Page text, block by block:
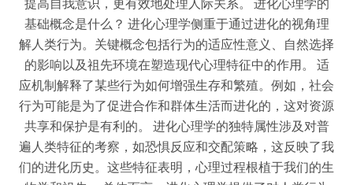
提高自我意识，更有效地处理人际关系。 进化心理学的
基础概念是什么？ 进化心理学侧重于通过进化的视角理
解人类行为。关键概念包括行为的适应性意义、自然选择
的影响以及祖先环境在塑造现代心理特征中的作用。 适
应机制解释了某些行为如何增强生存和繁殖。例如，社会
行为可能是为了促进合作和群体生活而进化的，这对资源
共享和保护是有利的。 进化心理学的独特属性涉及对普
遍人类特征的考察，如恐惧反应和交配策略，这反映了我
们的进化历史。这些特征表明，心理过程根植于我们的生